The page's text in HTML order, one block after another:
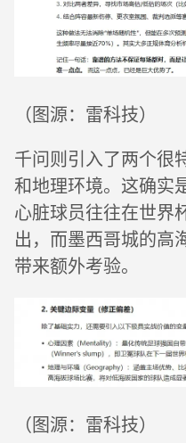
（图源：雷科技）
千问则引入了两个
和地理环境。这确实
心脏球员往往在世界
出，而墨西哥城的高
带来额外考验。
（图源：雷科技）